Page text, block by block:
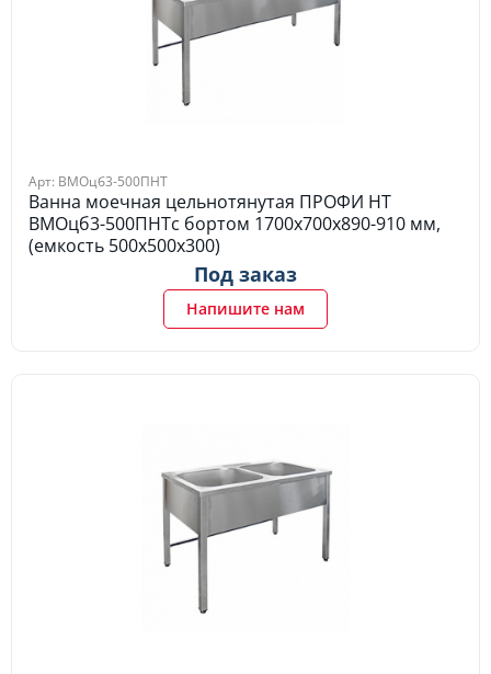
Арт: ВМОцб3-500ПНТ
Ванна моечная цельнотянутая ПРОФИ НТ
ВМОцб3-500ПНТс бортом 1700х700х890-910 мм,
(емкость 500х500х300)
Под заказ
Напишите нам